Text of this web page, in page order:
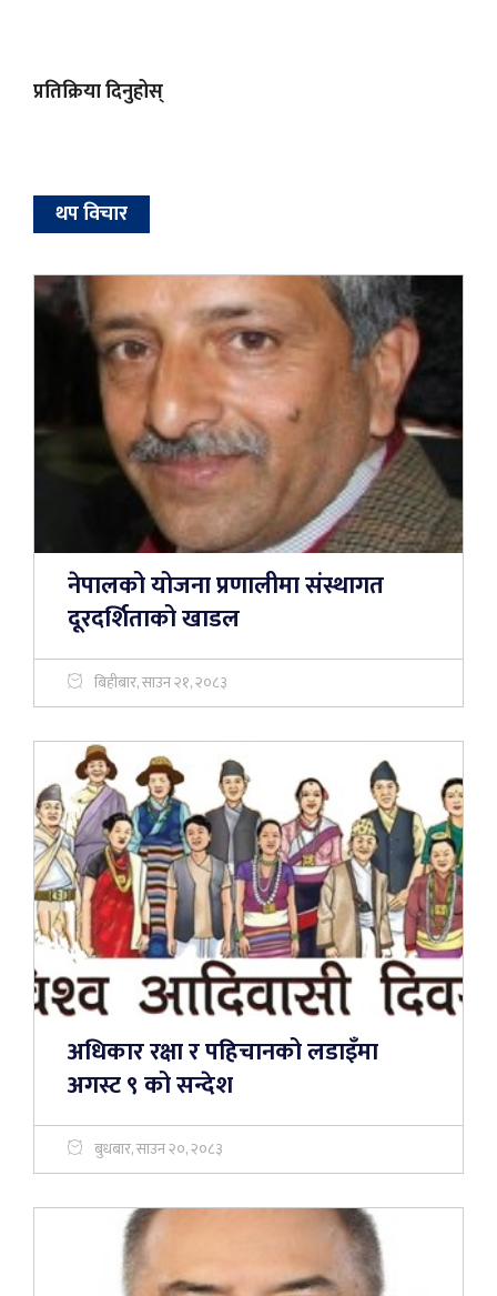
प्रतिक्रिया दिनुहोस्
थप विचार
नेपालको योजना प्रणालीमा संस्थागत
दूरदर्शिताको खाडल
बिहीबार, साउन २१, २०८३
अधिकार रक्षा र पहिचानको लडाइँमा
अगस्ट ९ को सन्देश
बुधबार, साउन २०, २०८३